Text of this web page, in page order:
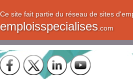
Ce site fait partie du réseau de sites
emploisspecialises.com